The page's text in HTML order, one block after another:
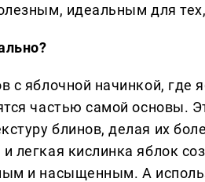
идеальным для
с яблочной начинкой, где
частью самой основы.
блинов, делая их
легкая кислинка яблок
и насыщенным. А